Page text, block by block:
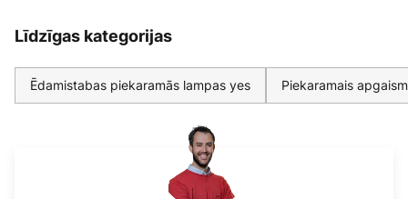
Līdzīgas kategorijas
Ēdamistabas piekaramās lampas yes Piekaramais